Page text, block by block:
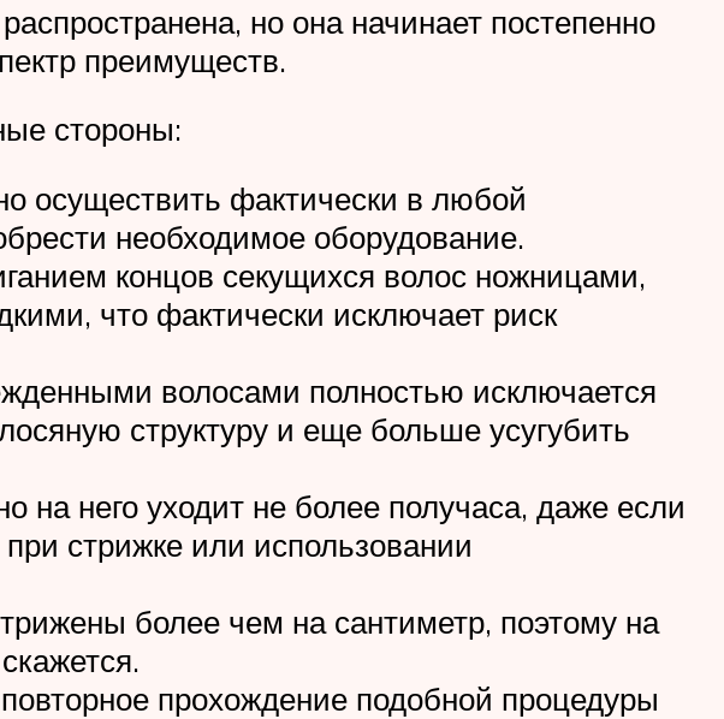
но она начинает постепенно
преимуществ.
стороны:
осуществить фактически в любой
необходимое оборудование.
концов секущихся волос ножницами,
что фактически исключает риск
волосами полностью исключается
структуру и еще больше усугубить
на него уходит не более получаса, даже если
стрижке или использовании
более чем на сантиметр, поэтому на
прохождение подобной процедуры